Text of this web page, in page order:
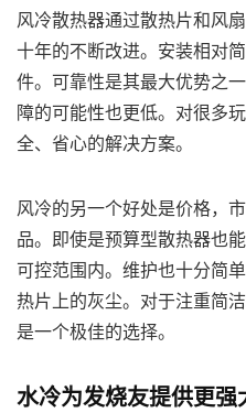
风冷散热器通过散热片和风
十年的不断改进。安装相对
件。可靠性是其最大优势之
障的可能性也更低。对很多
全、省心的解决方案。
风冷的另一个好处是价格，
品。即使是预算型散热器也
可控范围内。维护也十分简
热片上的灰尘。对于注重简
是一个极佳的选择。
水冷为发烧友提供更强